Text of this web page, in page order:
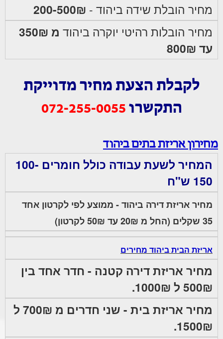
מחיר הובלת שידה ביהוד - 200-500₪
מחיר הובלות רהיטי יוקרה ביהוד
מ 350₪
עד 800₪
לקבלת הצעת מחיר מדוייקת
התקשרו 072-255-0055
מחירון אריזת בתים ביהוד
המחיר לשעת עבודה כולל חומרים 100-
150 ש"ח
מחיר אריזת דירה ביהוד - ממוצע לפי לקרטון אחד
35 שקלים (החל מ 20₪ עד 50₪ לקרטון)
אריזת הבית ביהוד מחירים
מחיר אריזת דירה קטנה - חדר אחד בין
500₪ ל 1000₪.
מחיר אריזת בית - שני חדרים מ 700₪ ל
1500₪.